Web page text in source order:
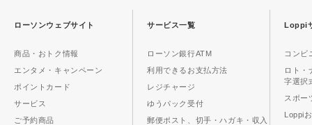
ローソンウェブサイト
商品・おトク情報
エンタメ・キャンペーン
ポイントカード
サービス
ご予約商品
サービス一覧
ローソン銀行ATM
利用できるお支払方法
レジチャージ
ゆうパック受付
郵便ポスト、切手・ハガキ・収入
Loppi
コンビ
ロト・
字選択
スポー
Loppi